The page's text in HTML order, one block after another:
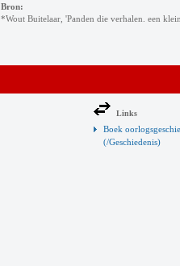
Bron:
*Wout Buitelaar, 'Panden die verhalen. een
Links
Boek
(/Geschiedenis)